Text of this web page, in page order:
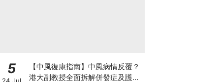
5
24 Jul
【中風復康指南】中風病情反覆？
港大副教授全面拆解併發症及護理